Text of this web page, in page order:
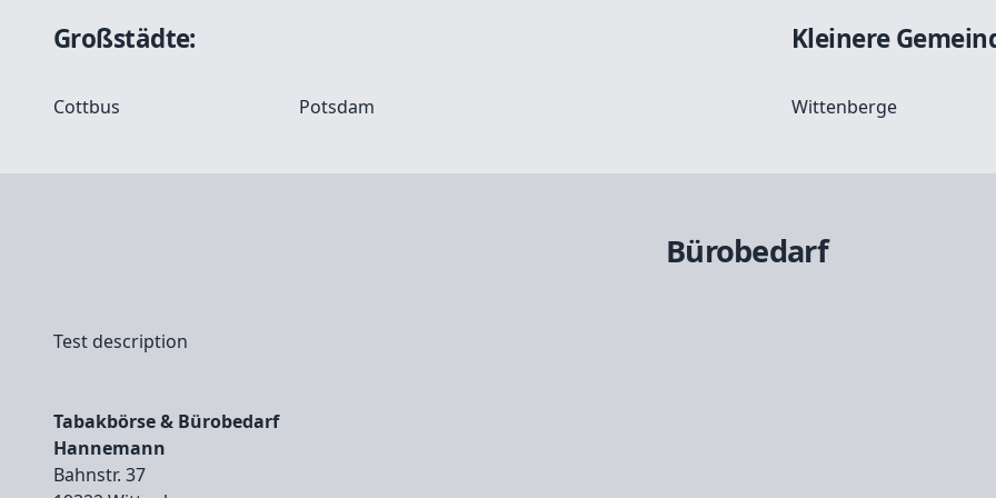
Großstädte:
Cottbus Potsdam
Kleinere
Wittenberge
Bürobedarf
Test description
Tabakbörse & Bürobedarf
Hannemann
Bahnstr. 37